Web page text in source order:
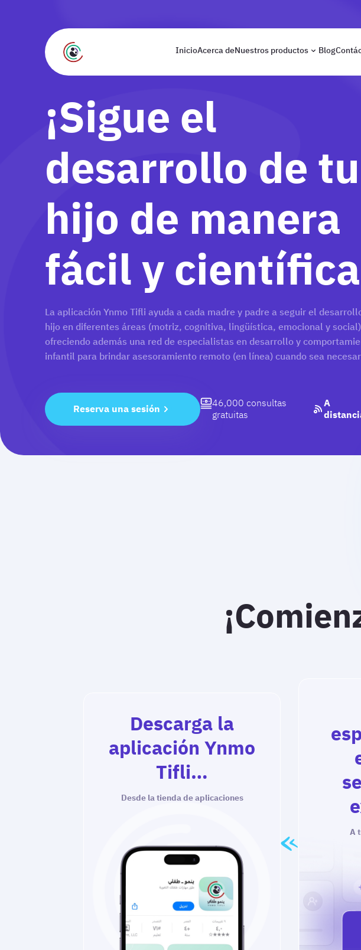
InicioAcerca deNuestros productos Blog
¡Sigue el
desarrollo de tu
hijo de manera
fácil y
La aplicación Ynmo Tifli ayuda a cada madre y padre a seguir el
hijo en diferentes áreas (motriz, cognitiva, lingüística, emocional y
ofreciendo además una red de especialistas en desarrollo y
infantil para brindar asesoramiento remoto (en línea) cuando sea
Reserva una sesión
46,000 consultas
gratuitas
A
Descarga la
aplicación Ynmo
Tifli…
Desde la tienda de aplicaciones
A